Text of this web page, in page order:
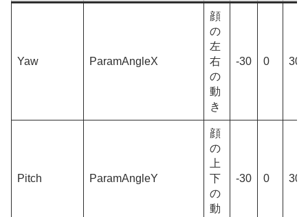
Yaw ParamAngleX
顔
の
左
右
の
動
き
-30 0 30
Pitch ParamAngleY
顔
の
上
下
の
動
-30 0 30